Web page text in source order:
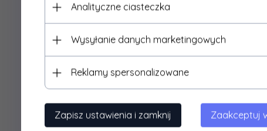
Analityczne ciasteczka
Wysyłanie danych marketingowych
Reklamy spersonalizowane
Zapisz ustawienia i zamknij Zaakceptuj